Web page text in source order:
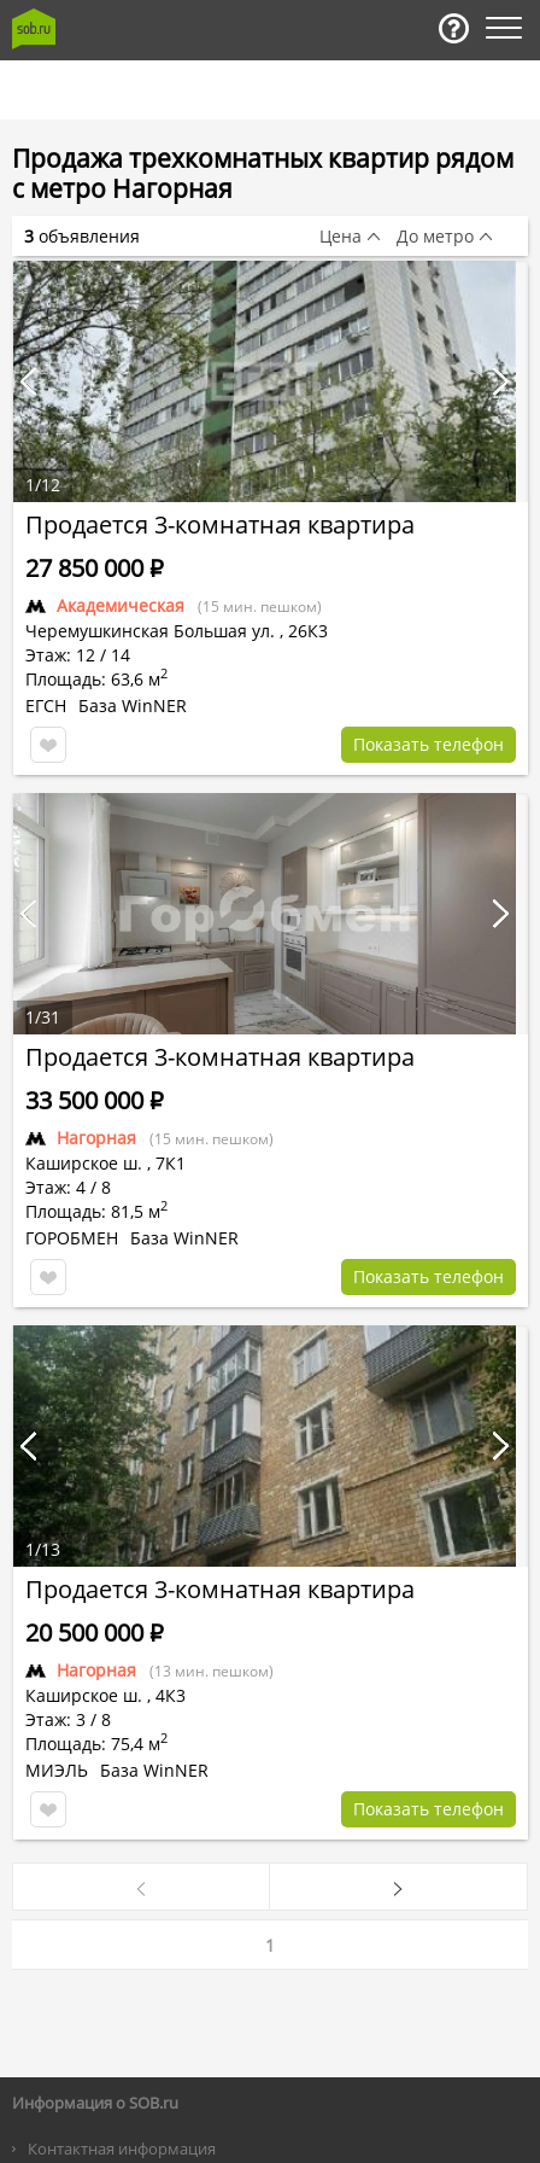
Продажа трехкомнатных квартир рядом
с метро Нагорная
Продается 3-комнатная квартира
Академическая (15 мин. пешком)
Черемушкинская Большая ул. , 26К3
Этаж: 12 / 14
Площадь: 63,6 м2
27 850 000Р
ЕГСН
База WinNER
Показать телефон
1/12
Продается 3-комнатная квартира
Нагорная (15 мин. пешком)
Каширское ш. , 7К1
Этаж: 4 / 8
Площадь: 81,5 м2
33 500 000Р
ГОРОБМЕН
База WinNER
Показать телефон
1/31
Продается 3-комнатная квартира
Нагорная (13 мин. пешком)
Каширское ш. , 4К3
Этаж: 3 / 8
Площадь: 75,4 м2
20 500 000Р
МИЭЛЬ База WinNER
Показать телефон
1/13
3 объявления Цена До метро
1
Информация о SOB.ru
Контактная информация